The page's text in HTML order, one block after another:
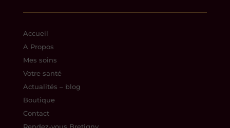
Accueil
A Propos
Mes soins
Votre santé
Actualités – blog
Boutique
Contact
Rendez-vous Bretigny